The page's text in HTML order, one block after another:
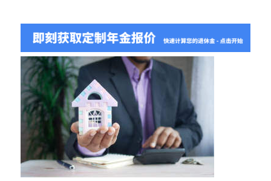
寿
保
险
指
国
险
理
财
服
务
社
区